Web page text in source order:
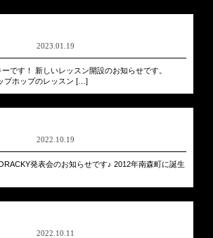
2023.01.19
です！ 新しいレッスン開設のお知らせです。
プホップのレッスン […]
2022.10.19
発表会のお知らせです♪ 2012年南森町に誕生
2022.10.11